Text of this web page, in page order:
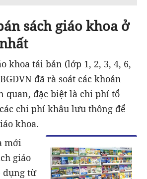
sách giáo khoaở
khoa tái bản (lớp 1, 2, 3, 4, 6,
đã rà soát các khoản
quan, đặc biệt là chi phí tổ
chi phí khâu lưu thông để
khoa.
mới
giáo
dụng từ